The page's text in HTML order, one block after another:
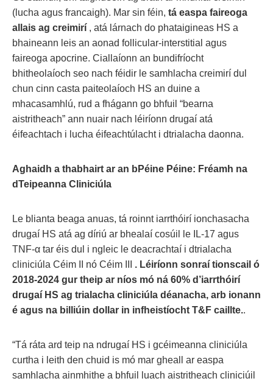
(lucha agus francaigh). Mar sin féin, tá easpa faireoga
allais ag creimirí , atá lárnach do phataigineas HS a
bhaineann leis an aonad follicular-interstitial agus
faireoga apocrine. Ciallaíonn an bundifríocht
bhitheolaíoch seo nach féidir le samhlacha creimirí dul
chun cinn casta paiteolaíoch HS an duine a
mhacasamhlú, rud a fhágann go bhfuil “bearna
aistritheach” ann nuair nach léiríonn drugaí atá
éifeachtach i lucha éifeachtúlacht i dtrialacha daonna.
Aghaidh a thabhairt ar an bPéine Péine: Fréamh na
dTeipeanna Cliniciúla
Le blianta beaga anuas, tá roinnt iarrthóirí ionchasacha
drugaí HS atá ag díriú ar bhealaí cosúil le IL-17 agus
TNF-α tar éis dul i ngleic le deacrachtaí i dtrialacha
cliniciúla Céim II nó Céim III . Léiríonn sonraí tionscail ó
2018-2024 gur theip ar níos mó ná 60% d’iarrthóirí
drugaí HS ag trialacha cliniciúla déanacha, arb ionann
é agus na billiúin dollar in infheistíocht T&F caillte..
“Tá ráta ard teip na ndrugaí HS i gcéimeanna cliniciúla
curtha i leith den chuid is mó mar gheall ar easpa
samhlacha ainmhithe a bhfuil luach aistritheach cliniciúil